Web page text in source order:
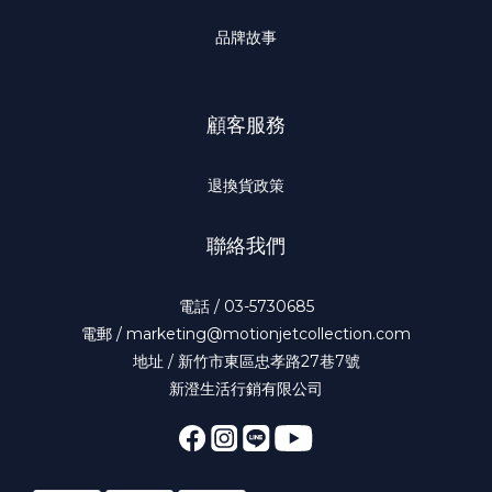
品牌故事
顧客服務
退換貨政策
聯絡我們
電話 / 03-5730685
電郵 / marketing@motionjetcollection.com
地址 / 新竹市東區忠孝路27巷7號
新澄生活行銷有限公司